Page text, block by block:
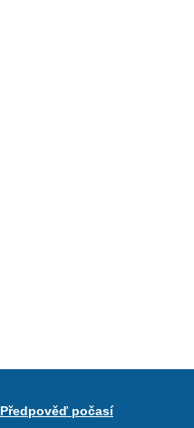
Předpověď počasí